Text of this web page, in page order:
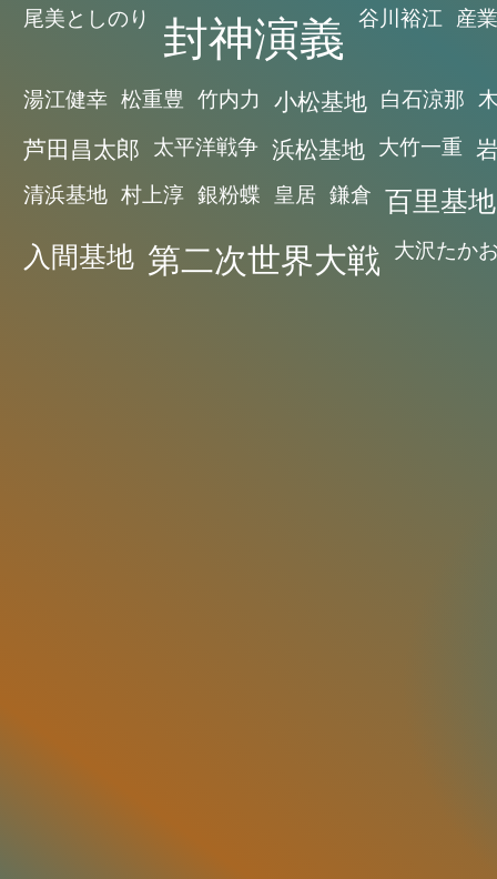
尾美としのり
封神演義 谷川裕江 産
湯江健幸 松重豊 竹内力 小松基地 白石涼那
芦田昌太郎 太平洋戦争 浜松基地 大竹一重
清浜基地 村上淳 銀粉蝶 皇居 鎌倉 百里基地
入間基地 第二次世界大戦 大沢たかお